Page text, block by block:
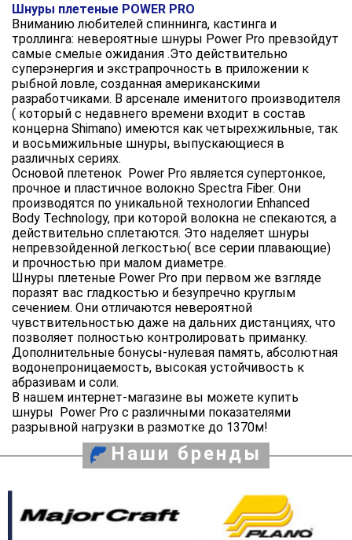
Шнуры плетеные POWER PRO
Вниманию любителей спиннинга, кастинга и
троллинга: невероятные шнуры Power Pro превзойдут
самые смелые ожидания .Это действительно
суперэнергия и экстрапрочность в приложении к
рыбной ловле, созданная американскими
разработчиками. В арсенале именитого производителя
( который с недавнего времени входит в состав
концерна Shimano) имеются как четырехжильные, так
и восьмижильные шнуры, выпускающиеся в
различных сериях.
Основой плетенок Power Pro является супертонкое,
прочное и пластичное волокно Spectra Fiber. Они
производятся по уникальной технологии Enhanced
Body Technology, при которой волокна не спекаются, а
действительно сплетаются. Это наделяет шнуры
непревзойденной легкостью( все серии плавающие)
и прочностью при малом диаметре.
Шнуры плетеные Power Pro при первом же взгляде
поразят вас гладкостью и безупречно круглым
сечением. Они отличаются невероятной
чувствительностью даже на дальних дистанциях, что
позволяет полностью контролировать приманку.
Дополнительные бонусы-нулевая память, абсолютная
водонепроницаемость, высокая устойчивость к
абразивам и соли.
В нашем интернет-магазине вы можете купить
шнуры Power Pro с различными показателями
разрывной нагрузки в размотке до 1370м!
Наши бренды